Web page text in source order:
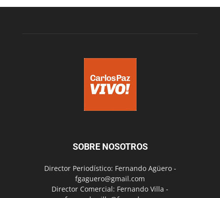
SOBRE NOSOTROS
Director Periodístico: Fernando Agüero -
fgaguero@gmail.com
Director Comercial: Fernando Villa -